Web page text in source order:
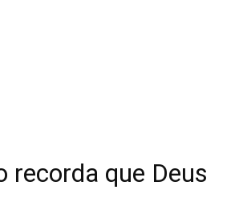
recorda que Deus